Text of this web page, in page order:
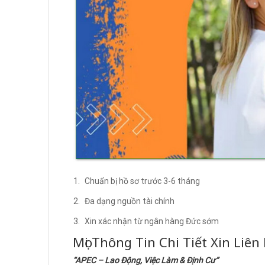
Chuẩn bị hồ sơ trước 3-6 tháng
Đa dạng nguồn tài chính
Xin xác nhận từ ngân hàng Đức sớm
Mọi Thông Tin Chi Tiết Xin Liên
“APEC – Lao Động, Việc Làm & Định Cư”